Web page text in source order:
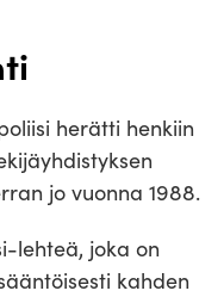
herätti henkiin
jo vuonna 1988.
lehteä, joka on
kahden